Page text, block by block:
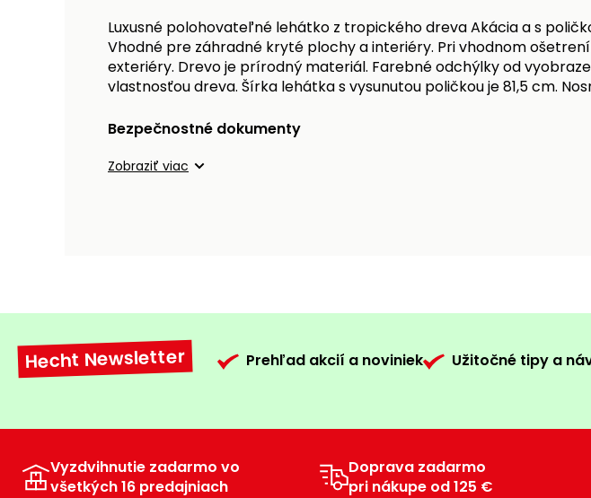
Luxusné polohovateľné lehátko z tropického dreva Akácia a s
Vhodné pre záhradné kryté plochy a interiéry. Pri vhodnom
exteriéry. Drevo je prírodný materiál. Farebné odchýlky od
vlastnosťou dreva. Šírka lehátka s vysunutou poličkou je 81,5 cm.
Bezpečnostné dokumenty
Zobraziť viac
Hecht Newsletter Prehľad akcií a noviniek Užitočné tipy a
Vyzdvihnutie zadarmo vo
všetkých 16 predajniach
Doprava zadarmo
pri nákupe od 125 €